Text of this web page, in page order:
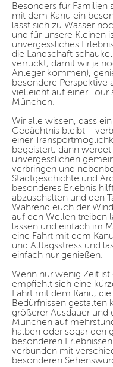
Besonders für Familien
mit dem Kanu ein
lässt sich zu Wasser
und für unsere Kleinen
unvergessliches
die Landschaft
verrückt, damit wir ja
Anleger kommen),
besondere Perspektive
vielleicht auf einer Tour
München.
Wir alle wissen, dass
Gedächtnis bleibt –
einer
begeistert, dann
unvergesslichen
verbringen und
Stadtgeschichte und
besonderes Erlebnis
abzuschalten und den
Während euch der
auf den Wellen treiben
lassen und einfach im
eine Fahrt mit dem
und Alltagsstress und
einfach nur genießen.
Wenn nur wenig Zeit
empfiehlt sich eine
Fahrt mit dem Kanu,
Bedürfnissen gestalten
größerer Ausdauer und
München auf
halben oder sogar den
besonderen
verbunden mit
besonderen